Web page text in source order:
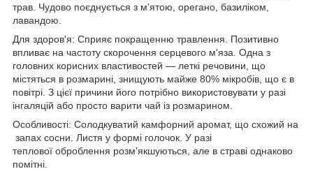
трав. Чудово поєднується з м'ятою, орегано, базиліком,
лавандою.
Для здоров'я: Сприяє покращенню травлення. Позитивно
впливає на частоту скорочення серцевого м'яза. Одна з
головних корисних властивостей — леткі речовини, що
містяться в розмарині, знищують майже 80% мікробів, що є в
повітрі. З цієї причини його потрібно використовувати у разі
інгаляцій або просто варити чай із розмарином.
Особливості: Солодкуватий камфорний аромат, що схожий на
запах сосни. Листя у формі голочок. У разі
теплової оброблення розм'якшуються, але в страві однаково
помітні.